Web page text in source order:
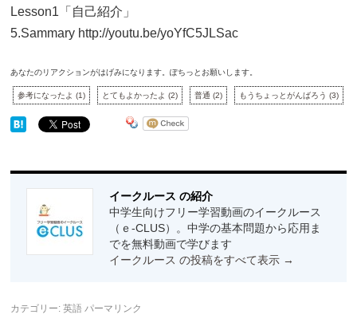
Lesson1「自己紹介」
5.Sammary http://youtu.be/yoYfC5JLSac
あなたのリアクションがはげみになります。ぽちっとお願いします。
参考になったよ(1) とてもよかったよ(2) 普通(2) もうちょっとがんばろう(3)
イークルース の紹介
中学生向けフリー学習動画のイークルース
（ｅ-CLUS）。中学の基本問題から応用ま
でを無料動画で学びます
イークルース の投稿をすべて表示 →
カテゴリー:英語 パーマリンク